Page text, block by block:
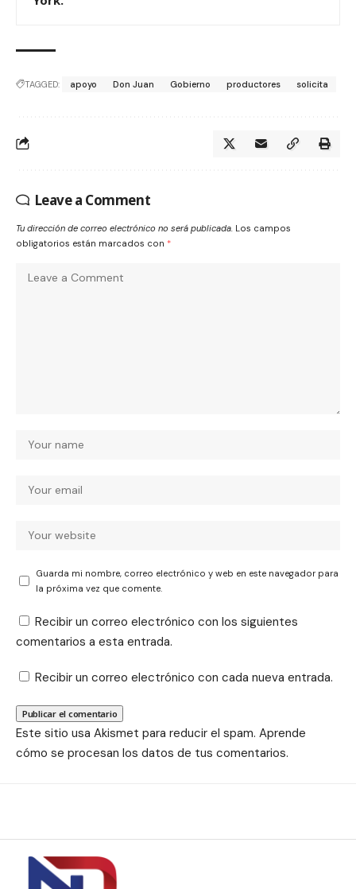
TAGGED: apoyo Don Juan Gobierno productores solicita
Leave a Comment
Tu dirección de correo electrónico no será publicada. Los campos
obligatorios están marcados con *
Guarda mi nombre, correo electrónico y web en este navegador para
la próxima vez que comente.
Recibir un correo electrónico con los siguientes
comentarios a esta entrada.
Recibir un correo electrónico con cada nueva entrada.
Este sitio usa Akismet para reducir el spam. Aprende
cómo se procesan los datos de tus comentarios.